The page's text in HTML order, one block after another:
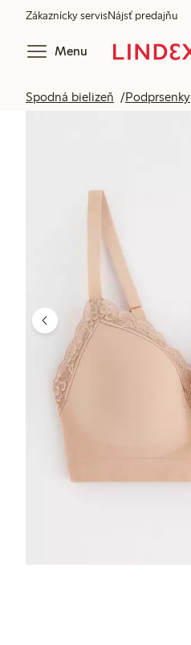
Zákaznícky servisNájsť predajňu
Menu
Spodná bielizeň Podprsenky